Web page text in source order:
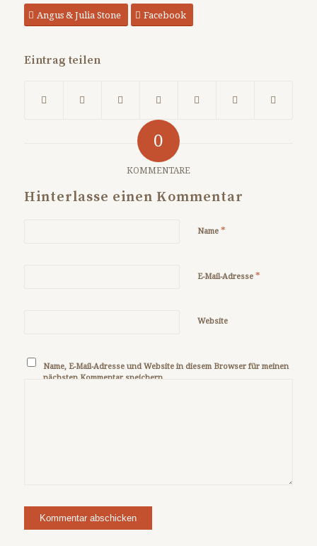
Angus & Julia Stone Facebook
Eintrag teilen
0
KOMMENTARE
Hinterlasse einen Kommentar
Name *
E-Mail-Adresse *
Website
Name, E-Mail-Adresse und Website in diesem Browser für meinen
nächsten Kommentar speichern.